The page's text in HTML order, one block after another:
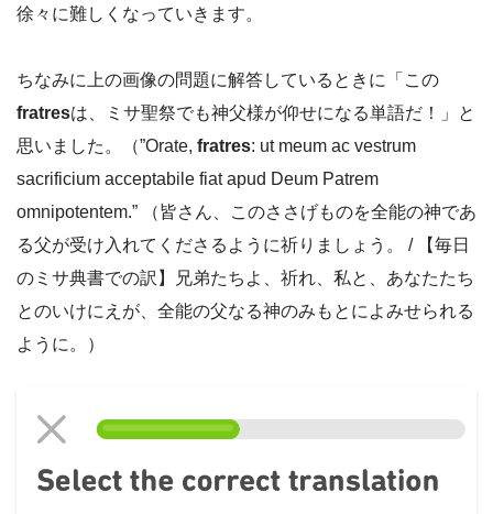
徐々に難しくなっていきます。
ちなみに上の画像の問題に解答しているときに「この
fratresは、ミサ聖祭でも神父様が仰せになる単語だ！」と
思いました。（”Orate, fratres: ut meum ac vestrum
sacrificium acceptabile fiat apud Deum Patrem
omnipotentem.” （皆さん、このささげものを全能の神であ
る父が受け入れてくださるように祈りましょう。 / 【毎日
のミサ典書での訳】兄弟たちよ、祈れ、私と、あなたたち
とのいけにえが、全能の父なる神のみもとによみせられる
ように。）